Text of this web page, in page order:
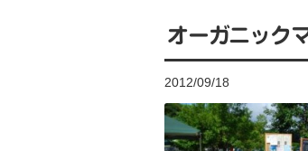
オーガニック
2012/09/18